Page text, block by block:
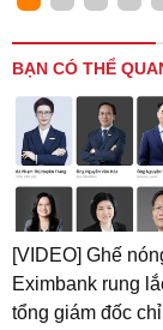
BẠN CÓ THỂ
[VIDEO] Ghế
Eximbank rung
tổng giám đốc